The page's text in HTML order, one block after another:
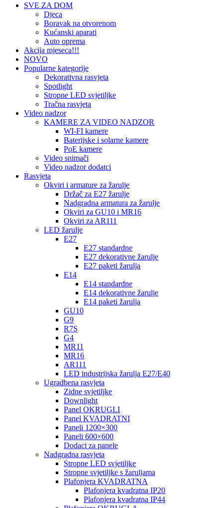
SVE ZA DOM
Djeca
Boravak na otvorenom
Kućanski aparati
Auto oprema
Akcija mjeseca!!!
NOVO
Popularne kategorije
Dekorativna rasvjeta
Spotlight
Stropne LED svjetiljke
Tračna rasvjeta
Video nadzor
KAMERE ZA VIDEO NADZOR
WI-FI kamere
Baterijske i solarne kamere
PoE kamere
Video snimači
Video nadzor dodatci
Rasvjeta
Okviri i armature za žarulje
Držač za E27 žarulje
Nadgradna armatura za žarulje
Okviri za GU10 i MR16
Okviri za AR111
LED žarulje
E27
E27 standardne
E27 dekorativne žarulje
E27 paketi žarulja
E14
E14 standardne
E14 dekorativne žarulje
E14 paketi žarulja
GU10
G9
R7S
G4
MR11
MR16
AR111
LED industrijska žarulja E27/E40
Ugradbena rasvjeta
Zidne svjetiljke
Downlight
Panel OKRUGLI
Panel KVADRATNI
Paneli 1200×300
Paneli 600×600
Dodaci za panele
Nadgradna rasvjeta
Stropne LED svjetiljke
Stropne svjetiljke s žaruljama
Plafonjera KVADRATNA
Plafonjera kvadratna IP20
Plafonjera kvadratna IP44